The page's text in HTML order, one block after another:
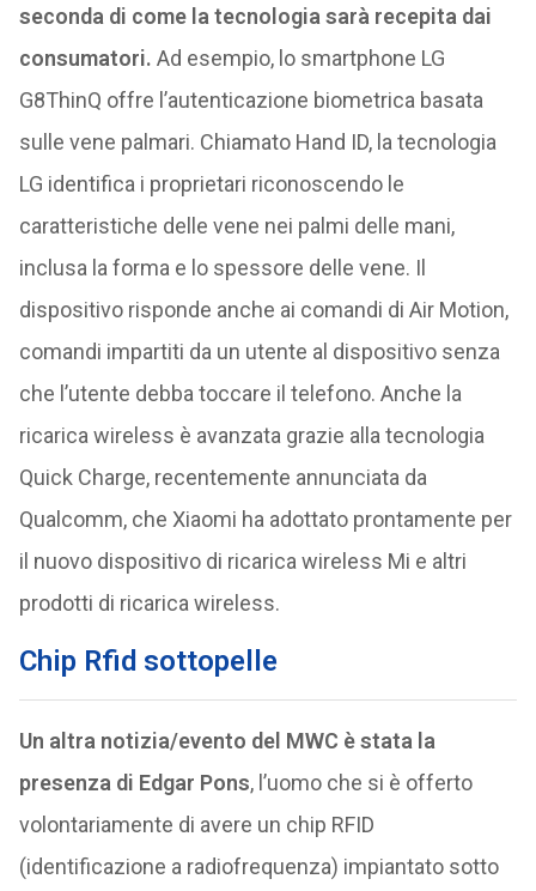
seconda di come la tecnologia sarà recepita dai
consumatori. Ad esempio, lo smartphone LG
G8ThinQ offre l’autenticazione biometrica basata
sulle vene palmari. Chiamato Hand ID, la tecnologia
LG identifica i proprietari riconoscendo le
caratteristiche delle vene nei palmi delle mani,
inclusa la forma e lo spessore delle vene. Il
dispositivo risponde anche ai comandi di Air Motion,
comandi impartiti da un utente al dispositivo senza
che l’utente debba toccare il telefono. Anche la
ricarica wireless è avanzata grazie alla tecnologia
Quick Charge, recentemente annunciata da
Qualcomm, che Xiaomi ha adottato prontamente per
il nuovo dispositivo di ricarica wireless Mi e altri
prodotti di ricarica wireless.
Chip Rfid sottopelle
Un altra notizia/evento del MWC è stata la
presenza di Edgar Pons, l’uomo che si è offerto
volontariamente di avere un chip RFID
(identificazione a radiofrequenza) impiantato sotto